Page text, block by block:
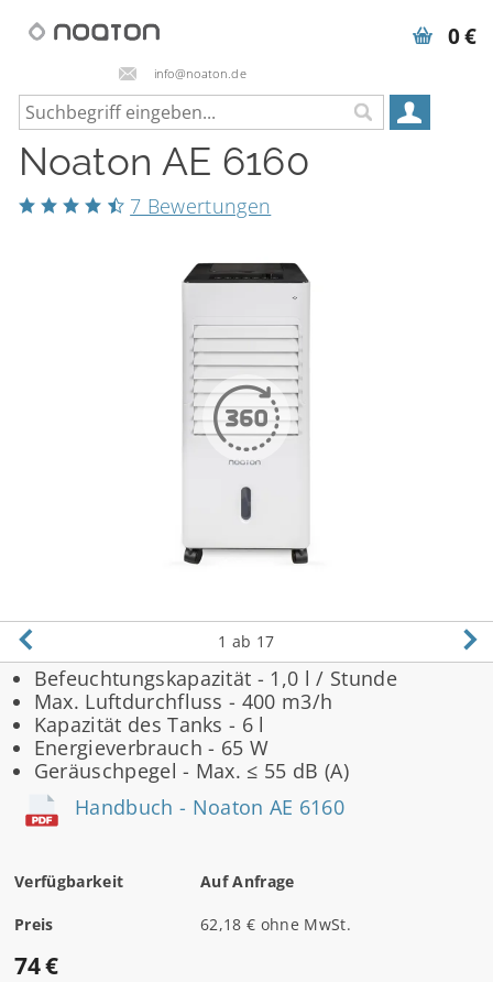
info@noaton.de
0 €
Noaton AE 6160
7 Bewertungen
1 ab 17
Befeuchtungskapazität - 1,0 l / Stunde
Max. Luftdurchfluss - 400 m3/h
Kapazität des Tanks - 6 l
Energieverbrauch - 65 W
Geräuschpegel - Max. ≤ 55 dB (A)
Handbuch - Noaton AE 6160
Verfügbarkeit Auf Anfrage
Preis 62,18 € ohne MwSt.
74 €